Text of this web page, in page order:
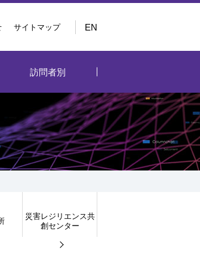
サイトマップ EN
訪問者別
災害レジリエンス共
創センター